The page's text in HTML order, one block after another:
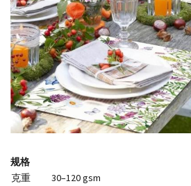
规格
克重
30–120 gsm